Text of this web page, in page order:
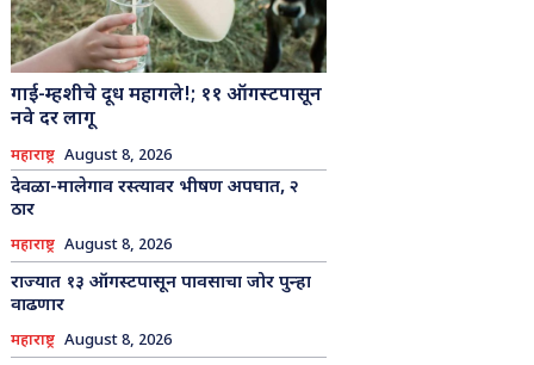
गाई-म्हशीचे दूध महागले!; ११ ऑगस्टपासून
नवे दर लागू
महाराष्ट्र August 8, 2026
देवळा-मालेगाव रस्त्यावर भीषण अपघात, २
ठार
महाराष्ट्र August 8, 2026
राज्यात १३ ऑगस्टपासून पावसाचा जोर पुन्हा
वाढणार
महाराष्ट्र August 8, 2026